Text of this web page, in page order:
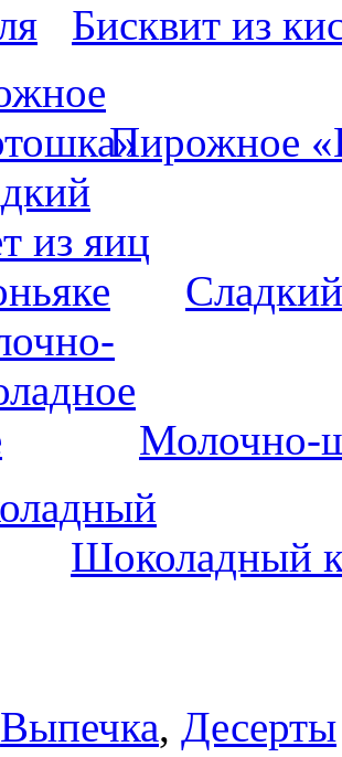
Бисквит из
Пирожное
Молочно-
Шоколадный
Выпечка, Десерты